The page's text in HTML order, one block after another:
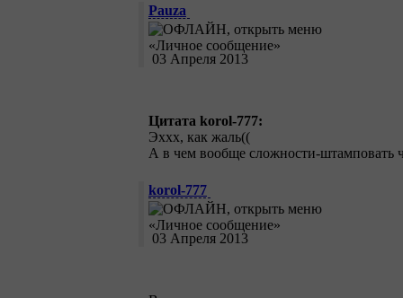
Pauza
03 Апреля 2013
Цитата korol-777:
Эххх, как жаль((
А в чем вообще сложности-штамповать
korol-777
03 Апреля 2013